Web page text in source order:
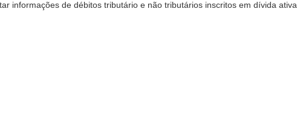
informações de débitos tributário e não tributários inscritos em dívida ativa